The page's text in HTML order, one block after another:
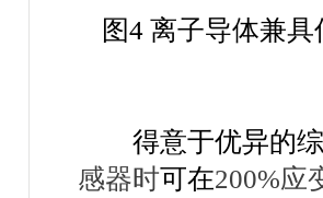
图4 离子导体兼
得意于优异的综
感器时可在200%应